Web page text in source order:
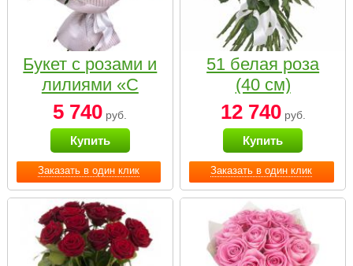
Заказать в один клик
Букет с розами и
лилиями «С
наилучшими
пожеланиями»
5 740 руб.
Купить
Заказать в один клик
51 белая роза
(40 см)
12 740руб.
Купить